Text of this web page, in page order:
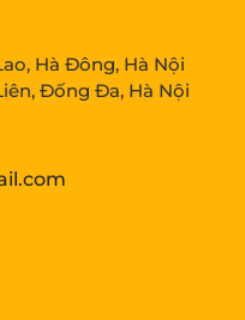
Hà Đông, Hà Nội
Đống Đa, Hà Nội